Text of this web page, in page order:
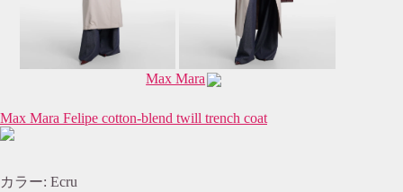
Max Mara
Max Mara Felipe cotton-blend twill trench coat
カラー: Ecru